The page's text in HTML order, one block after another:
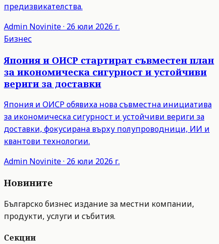
предизвикателства.
Admin Novinite· 26 юли 2026 г.
Бизнес
Япония и ОИСР стартират съвместен план
за икономическа сигурност и устойчиви
вериги за доставки
Япония и ОИСР обявиха нова съвместна инициатива
за икономическа сигурност и устойчиви вериги за
доставки, фокусирана върху полупроводници, ИИ и
квантови технологии.
Admin Novinite· 26 юли 2026 г.
Новините
Българско бизнес издание за местни компании,
продукти, услуги и събития.
Секции